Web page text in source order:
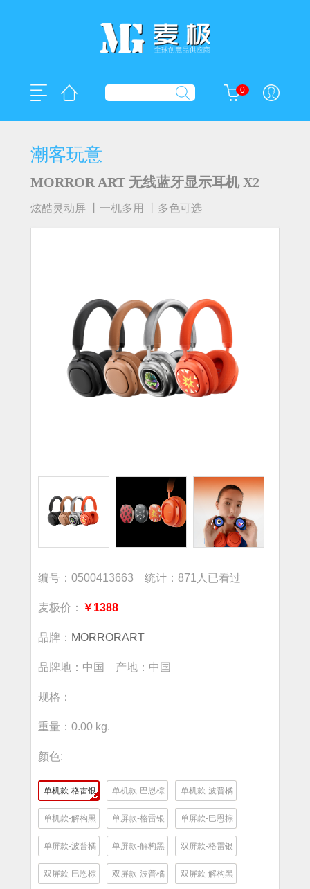
0
潮客玩意
MORROR ART 无线蓝牙显示耳机 X2
炫酷灵动屏 丨一机多用 丨多色可选
编号：0500413663 统计：871人已看过
麦极价： ￥1388
品牌： MORRORART
品牌地：中国 产地：中国
规格：
重量：0.00 kg.
颜色:
单机款-格雷银 单机款-巴恩棕 单机款-波普橘
单机款-解构黑 单屏款-格雷银 单屏款-巴恩棕
单屏款-波普橘 单屏款-解构黑 双屏款-格雷银
双屏款-巴恩棕 双屏款-波普橘 双屏款-解构黑